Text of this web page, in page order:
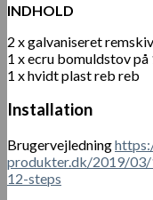
INDHOLD
2 x galvaniseret
1 x ecru bomuldstov på
1 x hvidt plast reb reb
Installation
Brugervejledning
produkter.dk/2019/
12-steps